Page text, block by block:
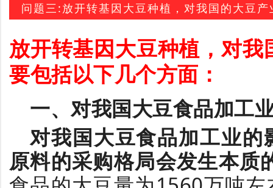
问题三:放开转基因大豆种植，对我国的大豆
放开转基因大豆种植，对
要包括以下几个方面：
一、对我国大豆食品加工
对我国大豆食品加工业
原料的采购格局会发生本质